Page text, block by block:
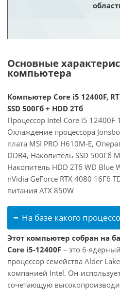
Основные
компьютера
Компьютер Core i5 12400F,
SSD 500Гб + HDD 2Тб
Процессор Intel Core i5 12400F
Охлаждение процессора
плата MSI PRO H610M-E,
DDR4, Накопитель SSD 500Гб
Накопитель HDD 2Тб WD Blue
nVidia GeForce RTX 4080 16Гб
питания ATX 850W
На базе какого
Этот компьютер собран на
Core i5-12400F – это 6-
процессор семейства Alder
компанией Intel. Он
сочетающую